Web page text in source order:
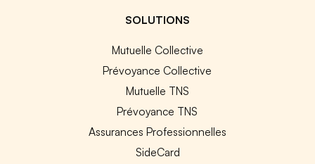
SOLUTIONS
Mutuelle Collective
Prévoyance Collective
Mutuelle TNS
Prévoyance TNS
Assurances Professionnelles
SideCard